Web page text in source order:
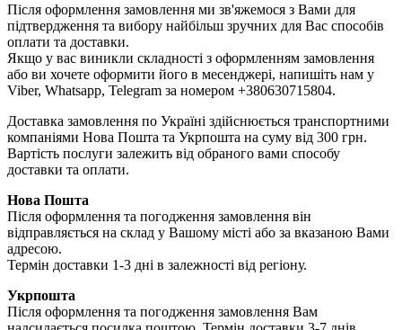
Після оформлення замовлення ми зв'яжемося з Вами для
підтвердження та вибору найбільш зручних для Вас способів
оплати та доставки.
Якщо у вас виникли складності з оформленням замовлення
або ви хочете оформити його в месенджері, напишіть нам у
Viber, Whatsapp, Telegram за номером +380630715804.
Доставка замовлення по Україні здійснюється транспортними
компаніями Нова Пошта та Укрпошта на суму від 300 грн.
Вартість послуги залежить від обраного вами способу
доставки та оплати.
Нова Пошта
Після оформлення та погодження замовлення він
відправляється на склад у Вашому місті або за вказаною Вами
адресою.
Термін доставки 1-3 дні в залежності від регіону.
Укрпошта
Після оформлення та погодження замовлення Вам